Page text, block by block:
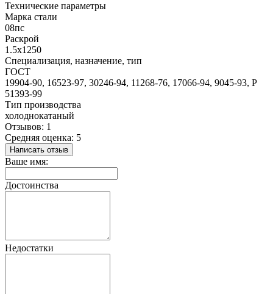
Технические параметры
Марка стали
08пс
Раскрой
1.5x1250
Специализация, назначение, тип
ГОСТ
19904-90, 16523-97, 30246-94, 11268-76, 17066-94, 9045-93, Р
51393-99
Тип производства
холоднокатаный
Отзывов: 1
Средняя оценка: 5
Написать отзыв
Ваше имя:
Достоинства
Недостатки